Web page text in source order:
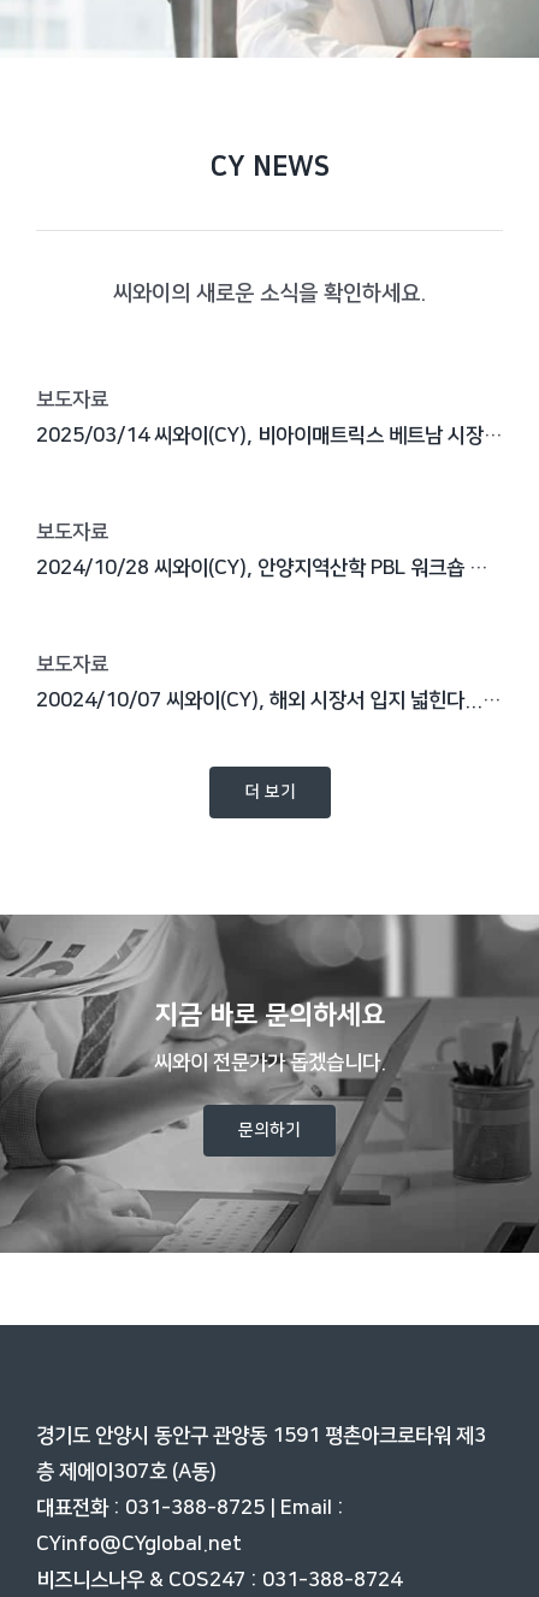
CY NEWS
씨와이의 새로운 소식을 확인하세요.
보도자료
2025/03/14 씨와이(CY), 비아이매트릭스 베트남 시장 진출 가교 역할 '톡톡'
보도자료
2024/10/28 씨와이(CY), 안양지역산학 PBL 워크숍 참가…지역 경제 활성화 앞장
보도자료
20024/10/07 씨와이(CY), 해외 시장서 입지 넓힌다..."글로벌 개발 센터 역량 확대"
더 보기
지금 바로 문의하세요
씨와이 전문가가 돕겠습니다.
문의하기
경기도 안양시 동안구 관양동 1591 평촌아크로타워 제3
층 제에이307호 (A동)
대표전화 : 031-388-8725 | Email :
CYinfo@CYglobal.net
비즈니스나우 & COS247 : 031-388-8724